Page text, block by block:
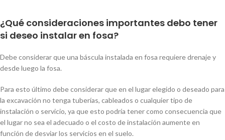
¿Qué consideraciones importantes debo tener
si deseo instalar en fosa?
Debe considerar que una báscula instalada en fosa requiere drenaje y
desde luego la fosa.
Para esto último debe considerar que en el lugar elegido o deseado para
la excavación no tenga tuberías, cableados o cualquier tipo de
instalación o servicio, ya que esto podría tener como consecuencia que
el lugar no sea el adecuado o el costo de instalación aumente en
función de desviar los servicios en el suelo.